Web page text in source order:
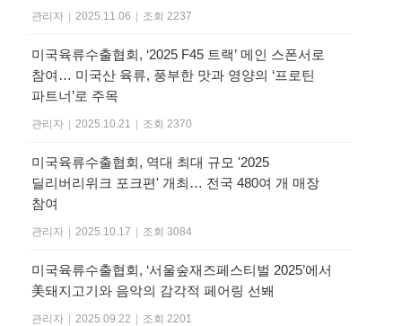
관리자 | 2025.11.06 | 조회 2237
미국육류수출협회, ‘2025 F45 트랙’ 메인 스폰서로
참여… 미국산 육류, 풍부한 맛과 영양의 ‘프로틴
파트너’로 주목
관리자 | 2025.10.21 | 조회 2370
미국육류수출협회, 역대 최대 규모 '2025
딜리버리위크 포크편' 개최… 전국 480여 개 매장
참여
관리자 | 2025.10.17 | 조회 3084
미국육류수출협회, ‘서울숲재즈페스티벌 2025’에서
美돼지고기와 음악의 감각적 페어링 선봬
관리자 | 2025.09.22 | 조회 2201